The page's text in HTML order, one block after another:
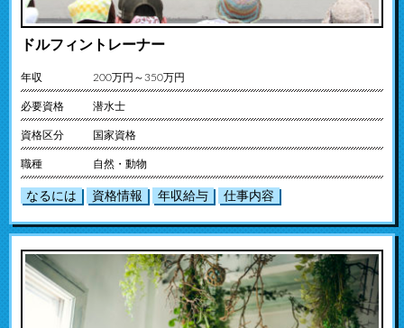
ドルフィントレーナー
年収 200万円～350万円
必要資格 潜水士
資格区分 国家資格
職種 自然・動物
なるには 資格情報 年収給与 仕事内容